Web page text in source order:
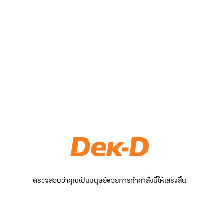
ตรวจสอบว่าคุณเป็นมนุษย์ด้วยการทำคำสั่งนี้ให้เสร็จสิ้น